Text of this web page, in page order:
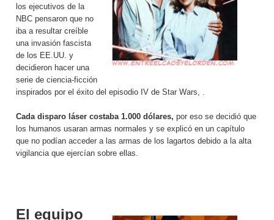
los ejecutivos de la
NBC pensaron que no
iba a resultar creíble
una invasión fascista
de los EE.UU. y
decidieron hacer una
serie de ciencia-ficción
inspirados por el éxito del episodio IV de Star Wars, .
Cada disparo láser costaba 1.000 dólares, por eso se decidió que
los humanos usaran armas normales y se explicó en un capítulo
que no podían acceder a las armas de los lagartos debido a la alta
vigilancia que ejercían sobre ellas.
El equipo